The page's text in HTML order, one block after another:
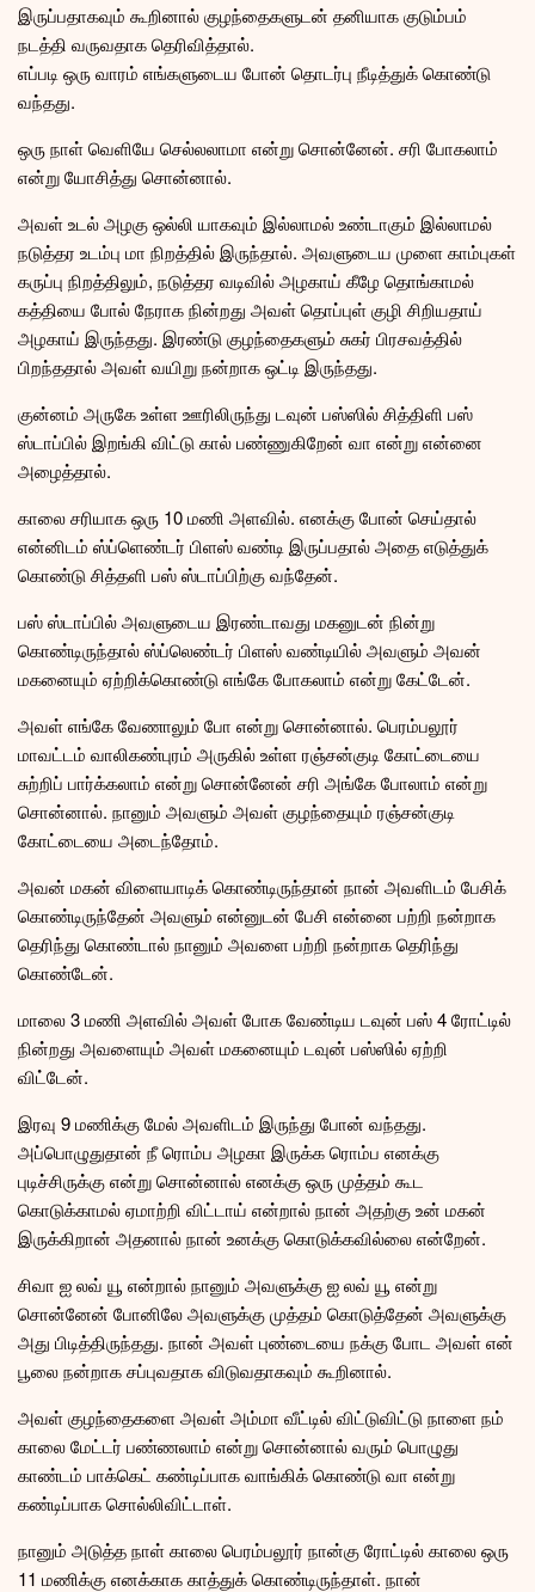
இருப்பதாகவும் கூறினால் குழந்தைகளுடன் தனியாக குடும்பம்
நடத்தி வருவதாக தெரிவித்தால்.
எப்படி ஒரு வாரம் எங்களுடைய போன் தொடர்பு நீடித்துக் கொண்டு
வந்தது.
ஒரு நாள் வெளியே செல்லலாமா என்று சொன்னேன். சரி போகலாம்
என்று யோசித்து சொன்னால்.
அவள் உடல் அழகு ஒல்லி யாகவும் இல்லாமல் உண்டாகும் இல்லாமல்
நடுத்தர உடம்பு மா நிறத்தில் இருந்தால். அவளுடைய முளை காம்புகள்
கருப்பு நிறத்திலும், நடுத்தர வடிவில் அழகாய் கீழே தொங்காமல்
கத்தியை போல் நேராக நின்றது அவள் தொப்புள் குழி சிறியதாய்
அழகாய் இருந்தது. இரண்டு குழந்தைகளும் சுகர் பிரசவத்தில்
பிறந்ததால் அவள் வயிறு நன்றாக ஒட்டி இருந்தது.
குன்னம் அருகே உள்ள ஊரிலிருந்து டவுன் பஸ்ஸில் சித்திளி பஸ்
ஸ்டாப்பில் இறங்கி விட்டு கால் பண்ணுகிறேன் வா என்று என்னை
அழைத்தால்.
காலை சரியாக ஒரு 10 மணி அளவில். எனக்கு போன் செய்தால்
என்னிடம் ஸ்ப்ளெண்டர் பிளஸ் வண்டி இருப்பதால் அதை எடுத்துக்
கொண்டு சித்தளி பஸ் ஸ்டாப்பிற்கு வந்தேன்.
பஸ் ஸ்டாப்பில் அவளுடைய இரண்டாவது மகனுடன் நின்று
கொண்டிருந்தால் ஸ்ப்லெண்டர் பிளஸ் வண்டியில் அவளும் அவன்
மகனையும் ஏற்றிக்கொண்டு எங்கே போகலாம் என்று கேட்டேன்.
அவள் எங்கே வேணாலும் போ என்று சொன்னால். பெரம்பலூர்
மாவட்டம் வாலிகண்புரம் அருகில் உள்ள ரஞ்சன்குடி கோட்டையை
சுற்றிப் பார்க்கலாம் என்று சொன்னேன் சரி அங்கே போலாம் என்று
சொன்னால். நானும் அவளும் அவள் குழந்தையும் ரஞ்சன்குடி
கோட்டையை அடைந்தோம்.
அவன் மகன் விளையாடிக் கொண்டிருந்தான் நான் அவளிடம் பேசிக்
கொண்டிருந்தேன் அவளும் என்னுடன் பேசி என்னை பற்றி நன்றாக
தெரிந்து கொண்டால் நானும் அவளை பற்றி நன்றாக தெரிந்து
கொண்டேன்.
மாலை 3 மணி அளவில் அவள் போக வேண்டிய டவுன் பஸ் 4 ரோட்டில்
நின்றது அவளையும் அவள் மகனையும் டவுன் பஸ்ஸில் ஏற்றி
விட்டேன்.
இரவு 9 மணிக்கு மேல் அவளிடம் இருந்து போன் வந்தது.
அப்பொழுதுதான் நீ ரொம்ப அழகா இருக்க ரொம்ப எனக்கு
புடிச்சிருக்கு என்று சொன்னால் எனக்கு ஒரு முத்தம் கூட
கொடுக்காமல் ஏமாற்றி விட்டாய் என்றால் நான் அதற்கு உன் மகன்
இருக்கிறான் அதனால் நான் உனக்கு கொடுக்கவில்லை என்றேன்.
சிவா ஐ லவ் யூ என்றால் நானும் அவளுக்கு ஐ லவ் யூ என்று
சொன்னேன் போனிலே அவளுக்கு முத்தம் கொடுத்தேன் அவளுக்கு
அது பிடித்திருந்தது. நான் அவள் புண்டையை நக்கு போட அவள் என்
பூலை நன்றாக சப்புவதாக விடுவதாகவும் கூறினால்.
அவள் குழந்தைகளை அவள் அம்மா வீட்டில் விட்டுவிட்டு நாளை நம்
காலை மேட்டர் பண்ணலாம் என்று சொன்னால் வரும் பொழுது
காண்டம் பாக்கெட் கண்டிப்பாக வாங்கிக் கொண்டு வா என்று
கண்டிப்பாக சொல்லிவிட்டாள்.
நானும் அடுத்த நாள் காலை பெரம்பலூர் நான்கு ரோட்டில் காலை ஒரு
11 மணிக்கு எனக்காக காத்துக் கொண்டிருந்தாள். நான்